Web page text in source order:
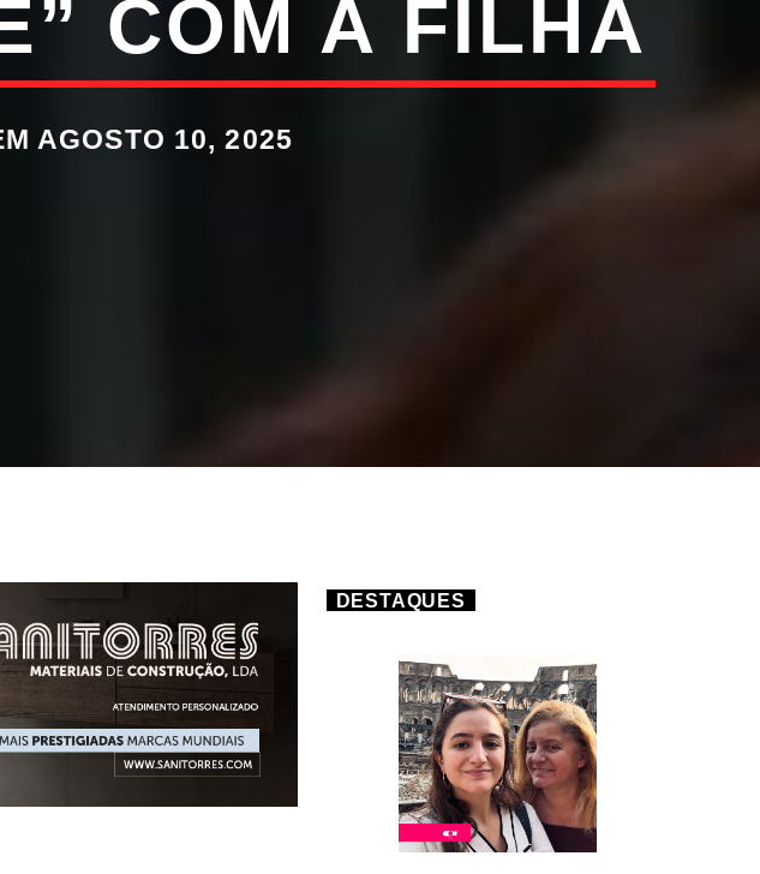
COM A FILHA
AGOSTO 10, 2025
DESTAQUES